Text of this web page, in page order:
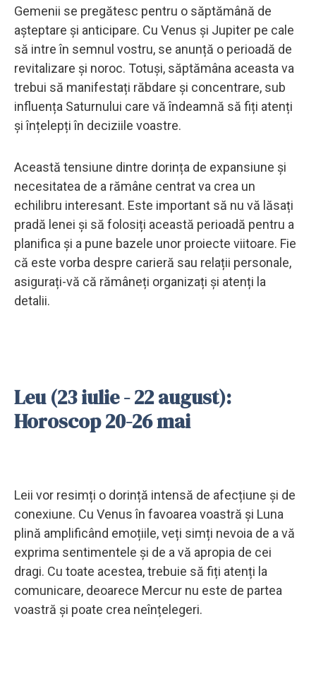
Gemenii se pregătesc pentru o săptămână de
așteptare și anticipare. Cu Venus și Jupiter pe cale
să intre în semnul vostru, se anunță o perioadă de
revitalizare și noroc. Totuși, săptămâna aceasta va
trebui să manifestați răbdare și concentrare, sub
influența Saturnului care vă îndeamnă să fiți atenți
și înțelepți în deciziile voastre.
Această tensiune dintre dorința de expansiune și
necesitatea de a rămâne centrat va crea un
echilibru interesant. Este important să nu vă lăsați
pradă lenei și să folosiți această perioadă pentru a
planifica și a pune bazele unor proiecte viitoare. Fie
că este vorba despre carieră sau relații personale,
asigurați-vă că rămâneți organizați și atenți la
detalii.
Leu (23 iulie - 22 august):
Horoscop 20-26 mai
Leii vor resimți o dorință intensă de afecțiune și de
conexiune. Cu Venus în favoarea voastră și Luna
plină amplificând emoțiile, veți simți nevoia de a vă
exprima sentimentele și de a vă apropia de cei
dragi. Cu toate acestea, trebuie să fiți atenți la
comunicare, deoarece Mercur nu este de partea
voastră și poate crea neînțelegeri.